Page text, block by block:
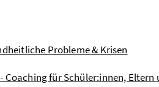
Probleme & Krisen
Coaching für Schüler:innen, Eltern